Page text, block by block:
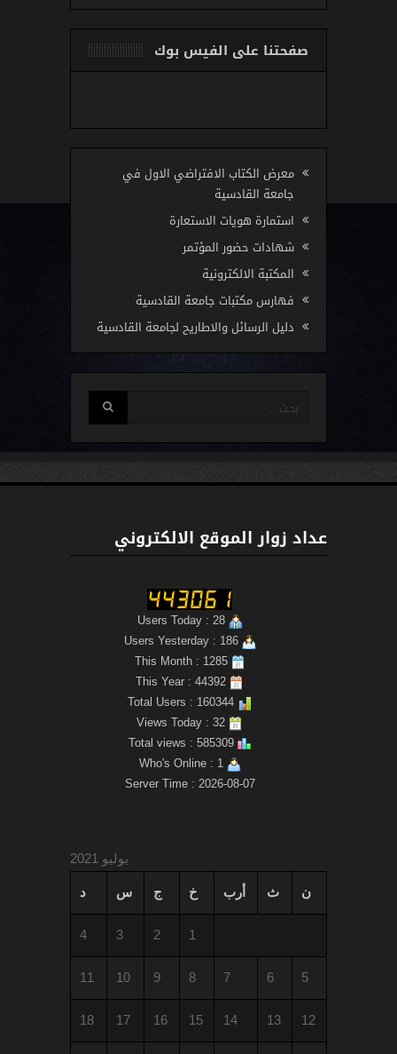
صفحتنا على الفيس بوك
معرض الكتاب الافتراضي الاول في
جامعة القادسية
استمارة هويات الاستعارة
شهادات حضور المؤتمر
المكتبة الالكترونية
فهارس مكتبات جامعة القادسية
دليل الرسائل والاطاريح لجامعة القادسية
عداد زوار الموقع الالكتروني
Users Today : 28
Users Yesterday : 186
This Month : 1285
Total views : 585309
Server Time : 2026-08-07
يوليو 2021
ن ث أرب خ ج س د
1
2
3
4
5
6
7
8
9
10
11
12
13
14
15
16
17
18